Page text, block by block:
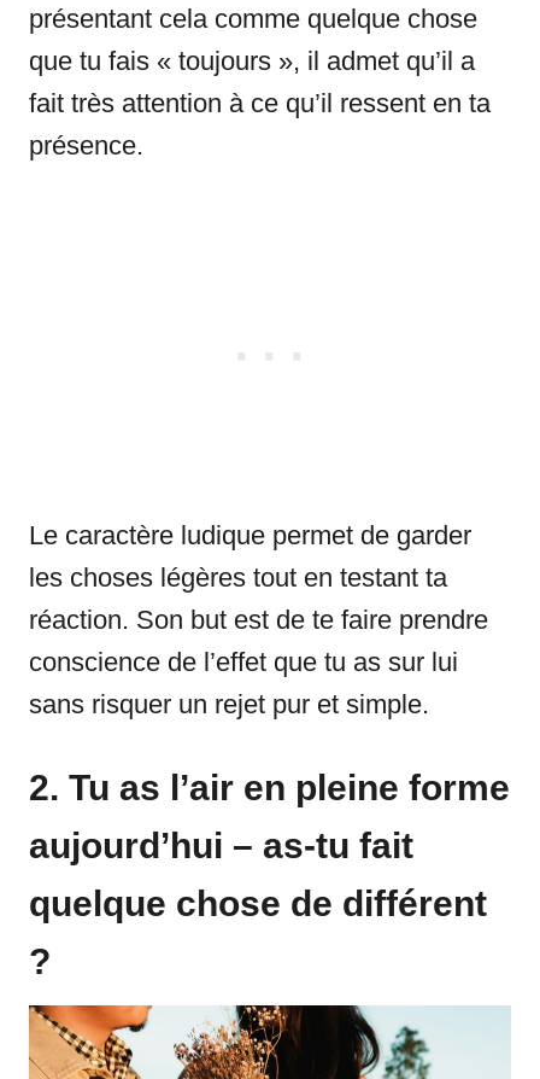
présentant cela comme quelque chose
que tu fais « toujours », il admet qu’il a
fait très attention à ce qu’il ressent en ta
présence.
Le caractère ludique permet de garder
les choses légères tout en testant ta
réaction. Son but est de te faire prendre
conscience de l’effet que tu as sur lui
sans risquer un rejet pur et simple.
2. Tu as l’air en pleine forme
aujourd’hui – as-tu fait
quelque chose de différent
?